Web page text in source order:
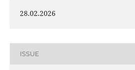
28.02.2026
ISSUE